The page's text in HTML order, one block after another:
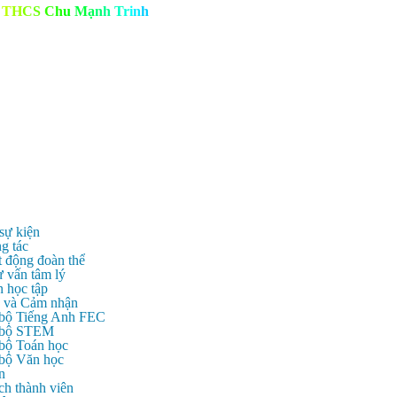
THCS Chu Mạnh Trinh
kiện
tác
động đoàn thể
vấn tâm lý
học tập
và Cảm nhận
Tiếng Anh FEC
STEM
Toán học
Văn học
thành viên